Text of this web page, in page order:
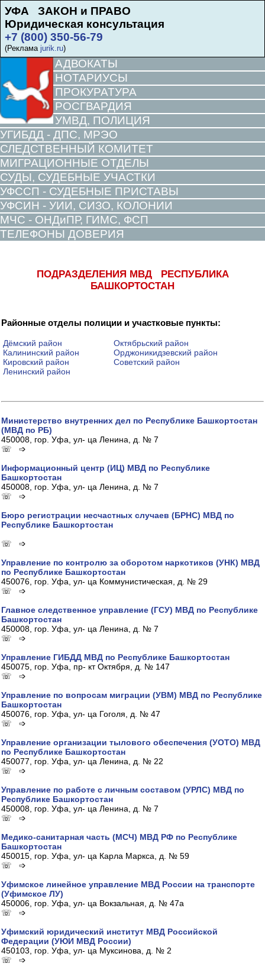
УФА ЗАКОН и ПРАВО
Юридическая консультация
+7 (800) 350-56-79
(Реклама jurik.ru)
АДВОКАТЫ
НОТАРИУСЫ
ПРОКУРАТУРА
РОСГВАРДИЯ
УМВД, ПОЛИЦИЯ
УГИБДД - ДПС, МРЭО
СЛЕДСТВЕННЫЙ КОМИТЕТ
МИГРАЦИОННЫЕ ОТДЕЛЫ
СУДЫ, СУДЕБНЫЕ УЧАСТКИ
УФССП - СУДЕБНЫЕ ПРИСТАВЫ
УФСИН - УИИ, СИЗО, КОЛОНИИ
МЧС - ОНДиПР, ГИМС, ФСП
ТЕЛЕФОНЫ ДОВЕРИЯ
ПОДРАЗДЕЛЕНИЯ МВД РЕСПУБЛИКА
БАШКОРТОСТАН
Районные отделы полиции и участковые пункты:
Дёмский район
Калининский район
Кировский район
Ленинский район
Октябрьский район
Орджоникидзевский район
Советский район
Министерство внутренних дел по Республике Башкортостан
(МВД по РБ)
450008, гор. Уфа, ул- ца Ленина, д. № 7
☏ ➩
Информационный центр (ИЦ) МВД по Республике
Башкортостан
450008, гор. Уфа, ул- ца Ленина, д. № 7
☏ ➩
Бюро регистрации несчастных случаев (БРНС) МВД по
Республике Башкортостан
☏ ➩
Управление по контролю за оборотом наркотиков (УНК) МВД
по Республике Башкортостан
450076, гор. Уфа, ул- ца Коммунистическая, д. № 29
☏ ➩
Главное следственное управление (ГСУ) МВД по Республике
Башкортостан
450008, гор. Уфа, ул- ца Ленина, д. № 7
☏ ➩
Управление ГИБДД МВД по Республике Башкортостан
450075, гор. Уфа, пр- кт Октября, д. № 147
☏ ➩
Управление по вопросам миграции (УВМ) МВД по Республике
Башкортостан
450076, гор. Уфа, ул- ца Гоголя, д. № 47
☏ ➩
Управление организации тылового обеспечения (УОТО) МВД
по Республике Башкортостан
450077, гор. Уфа, ул- ца Ленина, д. № 22
☏ ➩
Управление по работе с личным составом (УРЛС) МВД по
Республике Башкортостан
450008, гор. Уфа, ул- ца Ленина, д. № 7
☏ ➩
Медико-санитарная часть (МСЧ) МВД РФ по Республике
Башкортостан
450015, гор. Уфа, ул- ца Карла Маркса, д. № 59
☏ ➩
Уфимское линейное управление МВД России на транспорте
(Уфимское ЛУ)
450006, гор. Уфа, ул- ца Вокзальная, д. № 47а
☏ ➩
Уфимский юридический институт МВД Российской
Федерации (УЮИ МВД России)
450103, гор. Уфа, ул- ца Муксинова, д. № 2
☏ ➩